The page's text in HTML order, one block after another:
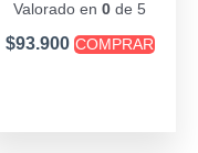
Valorado en0 de 5
$93.900 COMPRAR